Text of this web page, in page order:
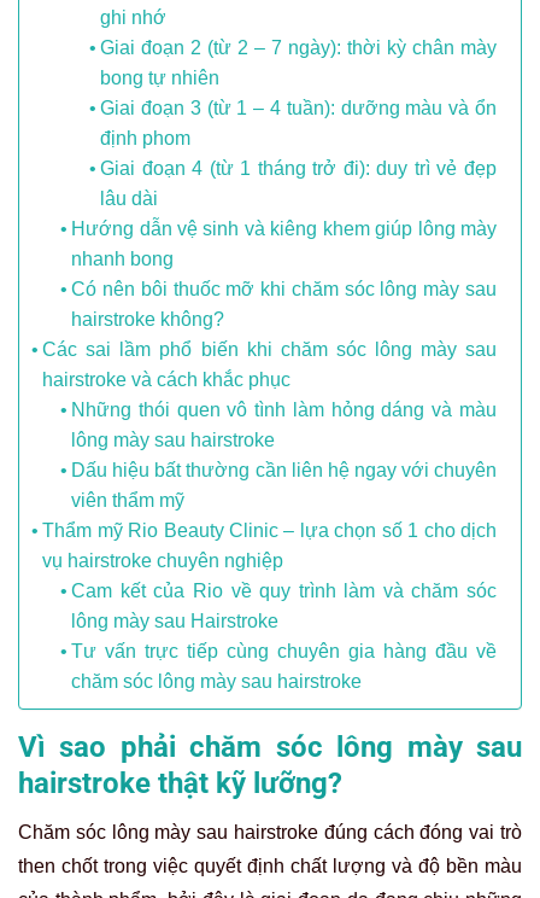
ghi nhớ
Giai đoạn 2 (từ 2 – 7 ngày): thời kỳ chân mày
bong tự nhiên
Giai đoạn 3 (từ 1 – 4 tuần): dưỡng màu và ổn
định phom
Giai đoạn 4 (từ 1 tháng trở đi): duy trì vẻ đẹp
lâu dài
Hướng dẫn vệ sinh và kiêng khem giúp lông mày
nhanh bong
Có nên bôi thuốc mỡ khi chăm sóc lông mày sau
hairstroke không?
Các sai lầm phổ biến khi chăm sóc lông mày sau
hairstroke và cách khắc phục
Những thói quen vô tình làm hỏng dáng và màu
lông mày sau hairstroke
Dấu hiệu bất thường cần liên hệ ngay với chuyên
viên thẩm mỹ
Thẩm mỹ Rio Beauty Clinic – lựa chọn số 1 cho dịch
vụ hairstroke chuyên nghiệp
Cam kết của Rio về quy trình làm và chăm sóc
lông mày sau Hairstroke
Tư vấn trực tiếp cùng chuyên gia hàng đầu về
chăm sóc lông mày sau hairstroke
Vì sao phải chăm sóc lông mày sau
hairstroke thật kỹ lưỡng?
Chăm sóc lông mày sau hairstroke đúng cách đóng vai trò
then chốt trong việc quyết định chất lượng và độ bền màu